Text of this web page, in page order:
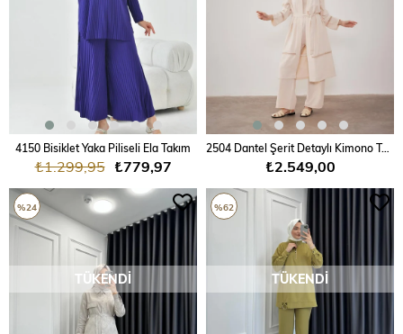
4150 Bisiklet Yaka Piliseli Ela Takım
₺779,97
₺1.299,95
2504 Dantel Şerit Detaylı Kimono Takım
₺2.549,00
TÜKENDI
%24
TÜKENDI
%62